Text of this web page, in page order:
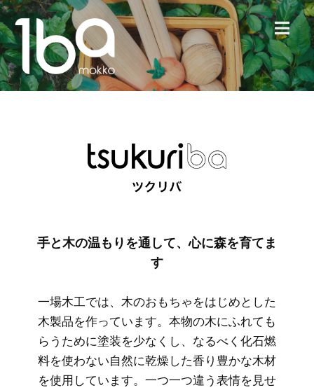
MENU
手と木の温もりを通して、心に森を育てま
す
一場木工では、木のおもちゃをはじめとした
木製品を作っています。本物の木にふれても
らうために塗装を少なくし、なるべく化石燃
料を使わない自然に乾燥した香り豊かな木材
を使用しています。一つ一つ違う表情を見せ